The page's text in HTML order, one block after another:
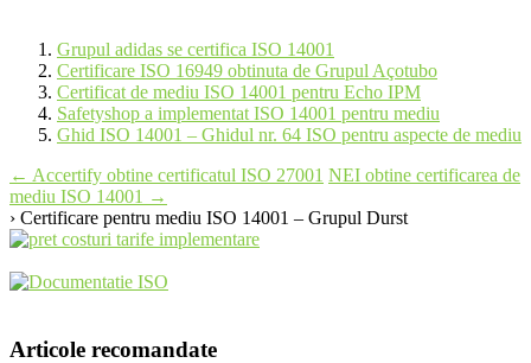
Grupul adidas se certifica ISO 14001
Certificare ISO 16949 obtinuta de Grupul Açotubo
Certificat de mediu ISO 14001 pentru Echo IPM
Safetyshop a implementat ISO 14001 pentru mediu
Ghid ISO 14001 – Ghidul nr. 64 ISO pentru aspecte de mediu
Post
navigation
← Accertify obtine certificatul ISO 27001 NEI obtine certificarea de
mediu ISO 14001 →
› Certificare pentru mediu ISO 14001 – Grupul Durst
Articole recomandate